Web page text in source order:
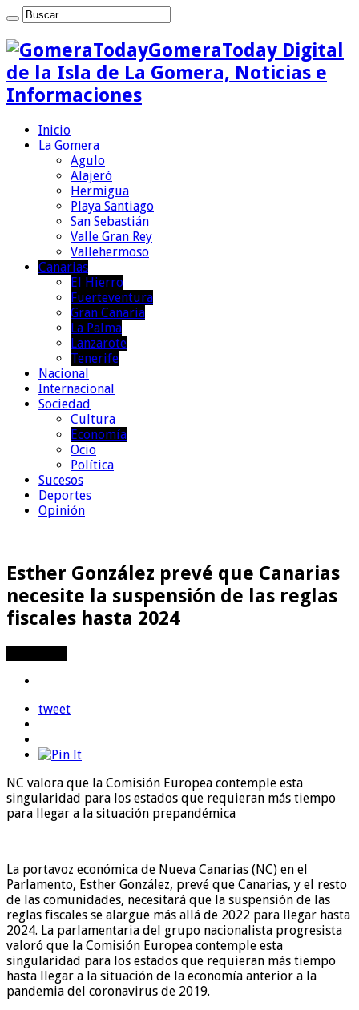
GomeraToday Digital
de la Isla de La Gomera, Noticias e
Informaciones
Inicio
La Gomera
Agulo
Alajeró
Hermigua
Playa Santiago
San Sebastián
Valle Gran Rey
Vallehermoso
Canarias
El Hierro
Fuerteventura
Gran Canaria
La Palma
Lanzarote
Tenerife
Nacional
Internacional
Sociedad
Cultura
Economía
Ocio
Política
Sucesos
Deportes
Opinión
Esther González prevé que Canarias
necesite la suspensión de las reglas
fiscales hasta 2024
tweet
NC valora que la Comisión Europea contemple esta
singularidad para los estados que requieran más tiempo
para llegar a la situación prepandémica
La portavoz económica de Nueva Canarias (NC) en el
Parlamento, Esther González, prevé que Canarias, y el resto
de las comunidades, necesitará que la suspensión de las
reglas fiscales se alargue más allá de 2022 para llegar hasta
2024. La parlamentaria del grupo nacionalista progresista
valoró que la Comisión Europea contemple esta
singularidad para los estados que requieran más tiempo
hasta llegar a la situación de la economía anterior a la
pandemia del coronavirus de 2019.